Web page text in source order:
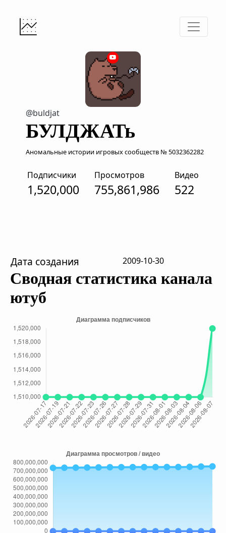
@buldjat
БУЛДЖАТь
Аномальные истории игровых сообществ № 5032362282
Подписчики
1,520,000
Просмотров
755,861,986
Видео
522
Дата создания 2009-10-30
Сводная статистика канала
ютуб